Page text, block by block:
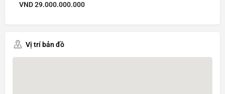
VND29.000.000.000
Vị trí bản đồ